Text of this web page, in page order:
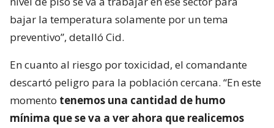
bajar la temperatura solamente por un tema
preventivo”, detalló Cid.
En cuanto al riesgo por toxicidad, el comandante
descartó peligro para la población cercana. “En este
momento tenemos una cantidad de humo
mínima que se va a ver ahora que realicemos